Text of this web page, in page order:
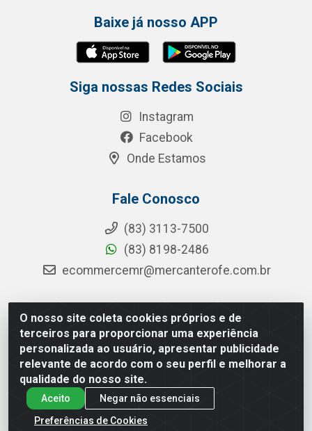
O nosso site coleta cookies próprios e de
terceiros para proporcionar uma experiência
personalizada ao usuário, apresentar publicidade
relevante de acordo com o seu perfil e melhorar a
qualidade do nosso site.
Aceito
Negar não essenciais
Preferências de Cookies
Baixe já nosso APP
Siga nossas Redes Sociais
Instagram
Facebook
Onde Estamos
Fale Conosco
(83) 3113-7500
(83) 8198-2486
ecommercemr@mercanterofe.com.br
MR Distribuidora - Rua Hortêncio Ribeiro de Luna, 3777 -
Distrito Industrial, João Pessoa/PB - CEP 58081-400 -
CNPJ 35.428.312/0001-85